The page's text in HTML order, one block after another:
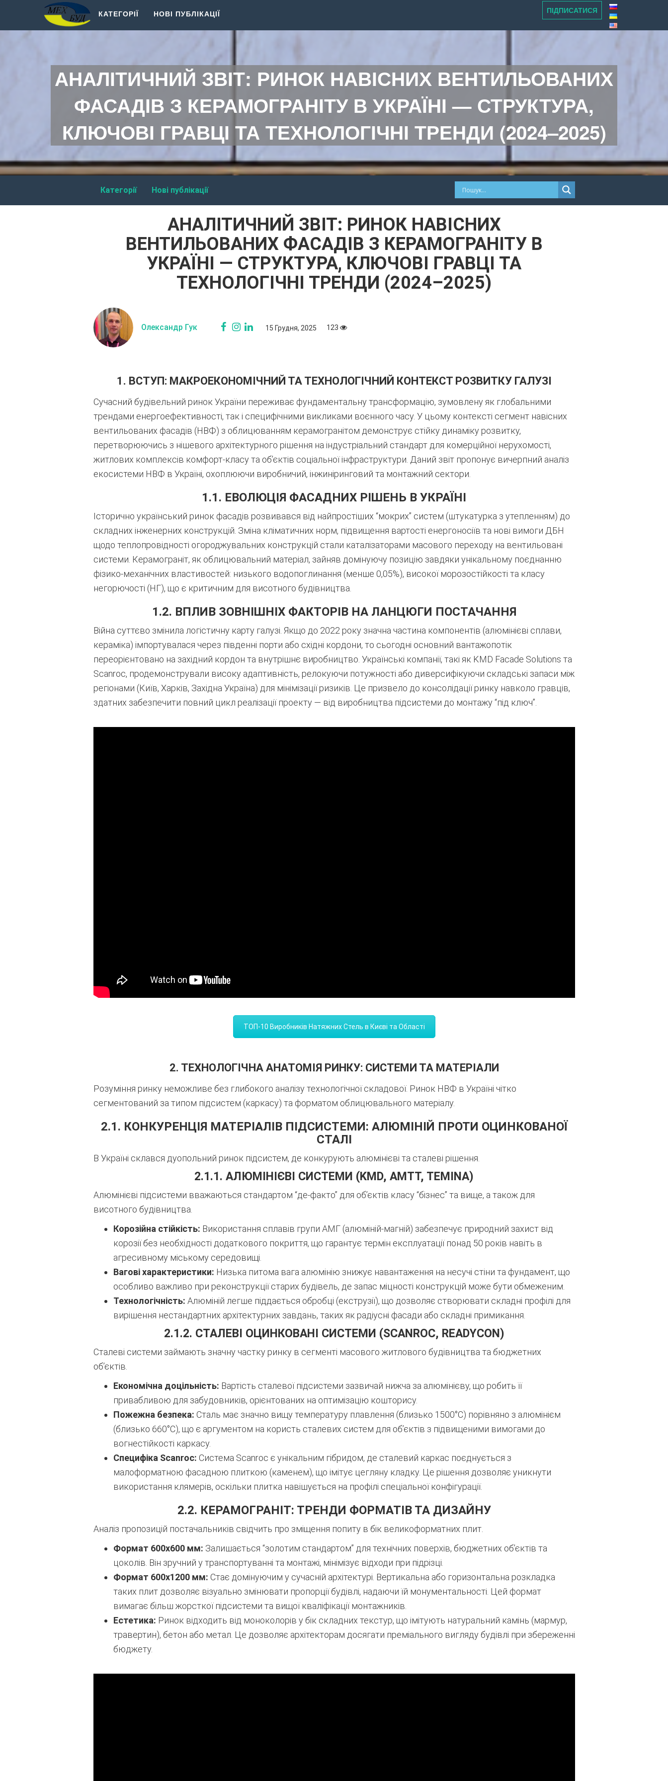
НОВІ ПУБЛІКАЦІЇ
КАТЕГОРІЇ ПІДПИСАТИСЯ
АНАЛІТИЧНИЙ ЗВІТ: РИНОК НАВІСНИХ ВЕНТИЛЬОВАНИХ
ФАСАДІВ З КЕРАМОГРАНІТУ В УКРАЇНІ — СТРУКТУРА,
КЛЮЧОВІ ГРАВЦІ ТА ТЕХНОЛОГІЧНІ ТРЕНДИ (2024–2025)
Нові публікації
Категорії
АНАЛІТИЧНИЙ ЗВІТ: РИНОК НАВІСНИХ
ВЕНТИЛЬОВАНИХ ФАСАДІВ З КЕРАМОГРАНІТУ В
УКРАЇНІ — СТРУКТУРА, КЛЮЧОВІ ГРАВЦІ ТА
ТЕХНОЛОГІЧНІ ТРЕНДИ (2024–2025)
Олександр Гук 15 Грудня, 2025 123
1. ВСТУП: МАКРОЕКОНОМІЧНИЙ ТА ТЕХНОЛОГІЧНИЙ КОНТЕКСТ РОЗВИТКУ ГАЛУЗІ
Сучасний будівельний ринок України переживає фундаментальну трансформацію, зумовлену як глобальними
трендами енергоефективності, так і специфічними викликами воєнного часу. У цьому контексті сегмент навісних
вентильованих фасадів (НВФ) з облицюванням керамогранітом демонструє стійку динаміку розвитку,
перетворюючись з нішевого архітектурного рішення на індустріальний стандарт для комерційної нерухомості,
житлових комплексів комфорт-класу та об’єктів соціальної інфраструктури. Даний звіт пропонує вичерпний аналіз
екосистеми НВФ в Україні, охоплюючи виробничий, інжиніринговий та монтажний сектори.
1.1. ЕВОЛЮЦІЯ ФАСАДНИХ РІШЕНЬ В УКРАЇНІ
Історично український ринок фасадів розвивався від найпростіших “мокрих” систем (штукатурка з утепленням) до
складних інженерних конструкцій. Зміна кліматичних норм, підвищення вартості енергоносіїв та нові вимоги ДБН
щодо теплопровідності огороджувальних конструкцій стали каталізаторами масового переходу на вентильовані
системи. Керамограніт, як облицювальний матеріал, зайняв домінуючу позицію завдяки унікальному поєднанню
фізико-механічних властивостей: низького водопоглинання (менше 0,05%), високої морозостійкості та класу
негорючості (НГ), що є критичним для висотного будівництва.
1.2. ВПЛИВ ЗОВНІШНІХ ФАКТОРІВ НА ЛАНЦЮГИ ПОСТАЧАННЯ
Війна суттєво змінила логістичну карту галузі. Якщо до 2022 року значна частина компонентів (алюмінієві сплави,
кераміка) імпортувалася через південні порти або східні кордони, то сьогодні основний вантажопотік
переорієнтовано на західний кордон та внутрішнє виробництво. Українські компанії, такі як KMD Facade Solutions та
Scanroc, продемонстрували високу адаптивність, релокуючи потужності або диверсифікуючи складські запаси між
регіонами (Київ, Харків, Західна Україна) для мінімізації ризиків. Це призвело до консолідації ринку навколо гравців,
здатних забезпечити повний цикл реалізації проекту — від виробництва підсистеми до монтажу “під ключ”.
ТОП-10 Виробників Натяжних Стель в Києві та Області
2. ТЕХНОЛОГІЧНА АНАТОМІЯ РИНКУ: СИСТЕМИ ТА МАТЕРІАЛИ
Розуміння ринку неможливе без глибокого аналізу технологічної складової. Ринок НВФ в Україні чітко
сегментований за типом підсистем (каркасу) та форматом облицювального матеріалу.
2.1. КОНКУРЕНЦІЯ МАТЕРІАЛІВ ПІДСИСТЕМИ: АЛЮМІНІЙ ПРОТИ ОЦИНКОВАНОЇ
СТАЛІ
В Україні склався дуопольний ринок підсистем, де конкурують алюмінієві та сталеві рішення.
2.1.1. АЛЮМІНІЄВІ СИСТЕМИ (KMD, AMTT, TEMINA)
Алюмінієві підсистеми вважаються стандартом “де-факто” для об’єктів класу “бізнес” та вище, а також для
висотного будівництва.
Корозійна стійкість: Використання сплавів групи АМГ (алюміній-магній) забезпечує природний захист від
корозії без необхідності додаткового покриття, що гарантує термін експлуатації понад 50 років навіть в
агресивному міському середовищі.
Вагові характеристики: Низька питома вага алюмінію знижує навантаження на несучі стіни та фундамент, що
особливо важливо при реконструкції старих будівель, де запас міцності конструкцій може бути обмеженим.
Технологічність: Алюміній легше піддається обробці (екструзії), що дозволяє створювати складні профілі для
вирішення нестандартних архітектурних завдань, таких як радіусні фасади або складні примикання.
2.1.2. СТАЛЕВІ ОЦИНКОВАНІ СИСТЕМИ (SCANROC, READYCON)
Сталеві системи займають значну частку ринку в сегменті масового житлового будівництва та бюджетних
об’єктів.
Економічна доцільність: Вартість сталевої підсистеми зазвичай нижча за алюмінієву, що робить її
привабливою для забудовників, орієнтованих на оптимізацію кошторису.
Пожежна безпека: Сталь має значно вищу температуру плавлення (близько 1500°C) порівняно з алюмінієм
(близько 660°C), що є аргументом на користь сталевих систем для об’єктів з підвищеними вимогами до
вогнестійкості каркасу.
Специфіка Scanroc: Система Scanroc є унікальним гібридом, де сталевий каркас поєднується з
малоформатною фасадною плиткою (каменем), що імітує цегляну кладку. Це рішення дозволяє уникнути
використання клямерів, оскільки плитка навішується на профілі спеціальної конфігурації.
2.2. КЕРАМОГРАНІТ: ТРЕНДИ ФОРМАТІВ ТА ДИЗАЙНУ
Аналіз пропозицій постачальників свідчить про зміщення попиту в бік великоформатних плит.
Формат 600х600 мм: Залишається “золотим стандартом” для технічних поверхів, бюджетних об’єктів та
цоколів. Він зручний у транспортуванні та монтажі, мінімізує відходи при підрізці.
Формат 600х1200 мм: Стає домінуючим у сучасній архітектурі. Вертикальна або горизонтальна розкладка
таких плит дозволяє візуально змінювати пропорції будівлі, надаючи їй монументальності. Цей формат
вимагає більш жорсткої підсистеми та вищої кваліфікації монтажників.
Естетика: Ринок відходить від моноколорів у бік складних текстур, що імітують натуральний камінь (мармур,
травертин), бетон або метал. Це дозволяє архітекторам досягати преміального вигляду будівлі при збереженні
бюджету.